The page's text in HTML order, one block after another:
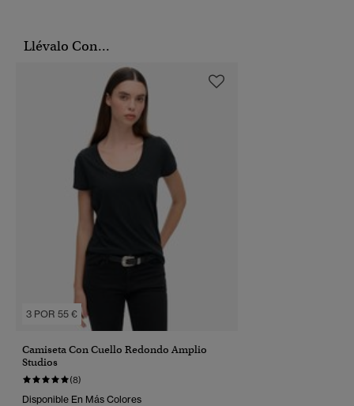
Llévalo Con...
3 POR 55 €
Camiseta Con Cuello Redondo Amplio
Studios
(8)
Disponible En Más Colores